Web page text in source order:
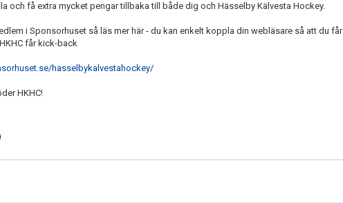
och få extra mycket pengar tillbaka till både dig och Hässelby Kälvesta Hockey.
i Sponsorhuset så läs mer här - du kan enkelt koppla din webläsare så att du får
får kick-back
hasselbykalvestahockey/
HKHC!